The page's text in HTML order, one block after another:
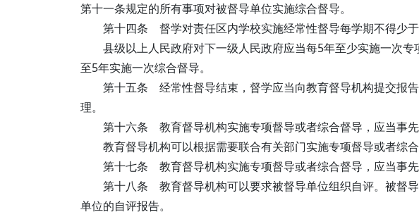
第十一条规定的所有事项对被督导单位实施综合督导。
第十四条 督学对责任区内学校实施经常性督导每学期不得少于
县级以上人民政府对下一级人民政府应当每5年至少实施一次
至5年实施一次综合督导。
第十五条 经常性督导结束，督学应当向教育督导机构提交报
理。
第十六条 教育督导机构实施专项督导或者综合督导，应当事
教育督导机构可以根据需要联合有关部门实施专项督导或者综
第十七条 教育督导机构实施专项督导或者综合督导，应当事先
第十八条 教育督导机构可以要求被督导单位组织自评。被督
单位的自评报告。